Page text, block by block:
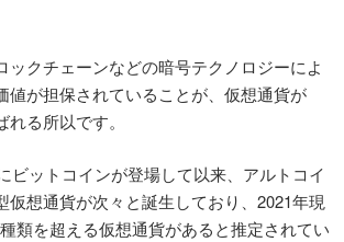
ックチェーンなどの暗号テクノロジーによ
値が担保されていることが、仮想通貨が
れる所以です。
ビットコインが登場して以来、アルトコイ
仮想通貨が次々と誕生しており、2021年現
類を超える仮想通貨があると推定されてい